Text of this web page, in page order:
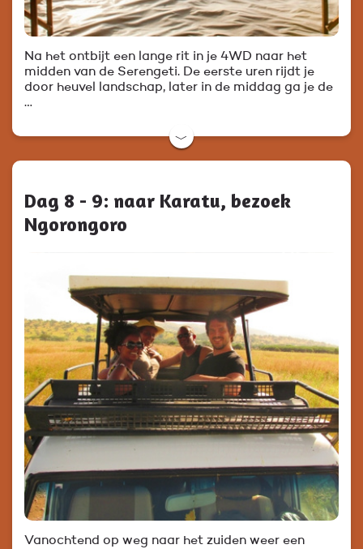
Na het ontbijt een lange rit in je 4WD naar het
midden van de Serengeti. De eerste uren rijdt je
door heuvel landschap, later in de middag ga je de
…
﹀
Dag 8 - 9: naar Karatu, bezoek
Ngorongoro
Vanochtend op weg naar het zuiden weer een